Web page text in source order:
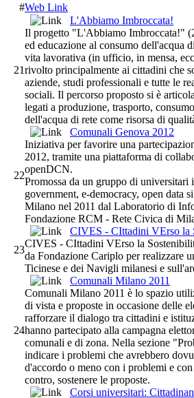
#Web Link
21
L'Abbiamo Imbroccata!
Il progetto "L'Abbiamo Imbroccata!"
ed educazione al consumo dell'acqua
vita lavorativa (in ufficio, in mensa,
rivolto principalmente ai cittadini che
aziende, studi professionali e tutte le
sociali. Il percorso proposto si è
legati a produzione, trasporto,
dell'acqua di rete come risorsa di
22
Comunali Genova 2012
Iniziativa per favorire una
2012, tramite una piattaforma di
openDCN.
Promossa da un gruppo di universitari
government, e-democracy, open data
Milano nel 2011 dal Laboratorio di
Fondazione RCM - Rete Civica di
23
CIVES - CIttadini VErso la
CIVES - CIttadini VErso la
da Fondazione Cariplo per realizzare
Ticinese e dei Navigli milanesi e
24
Comunali Milano 2011
Comunali Milano 2011 è lo spazio
di vista e proposte in occasione delle
rafforzare il dialogo tra cittadini e
hanno partecipato alla campagna
comunali e di zona. Nella sezione
indicare i problemi che avrebbero
d'accordo o meno con i problemi e
contro, sostenere le proposte.
Corsi universitari: